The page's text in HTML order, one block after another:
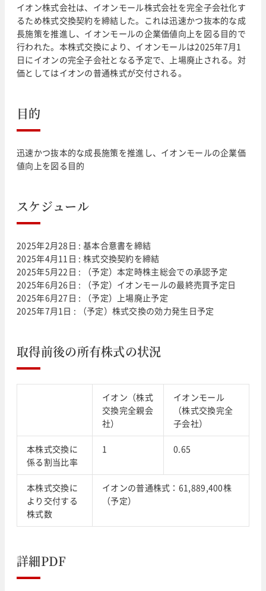
イオン株式会社は、イオンモール株式会社を完全子会社化す
るため株式交換契約を締結した。これは迅速かつ抜本的な成
長施策を推進し、イオンモールの企業価値向上を図る目的で
行われた。本株式交換により、イオンモールは2025年7月1
日にイオンの完全子会社となる予定で、上場廃止される。対
価としてはイオンの普通株式が交付される。
目的
迅速かつ抜本的な成長施策を推進し、イオンモールの企業価
値向上を図る目的
スケジュール
2025年2月28日 : 基本合意書を締結
2025年4月11日 : 株式交換契約を締結
2025年5月22日 : （予定）本定時株主総会での承認予定
2025年6月26日 : （予定）イオンモールの最終売買予定日
2025年6月27日 : （予定）上場廃止予定
2025年7月1日 : （予定）株式交換の効力発生日予定
取得前後の所有株式の状況
イオン（株式
交換完全親会
社）
イオンモール
（株式交換完全
子会社）
本株式交換に
係る割当比率
1 0.65
本株式交換に
より交付する
株式数
イオンの普通株式：61,889,400株
（予定）
詳細PDF